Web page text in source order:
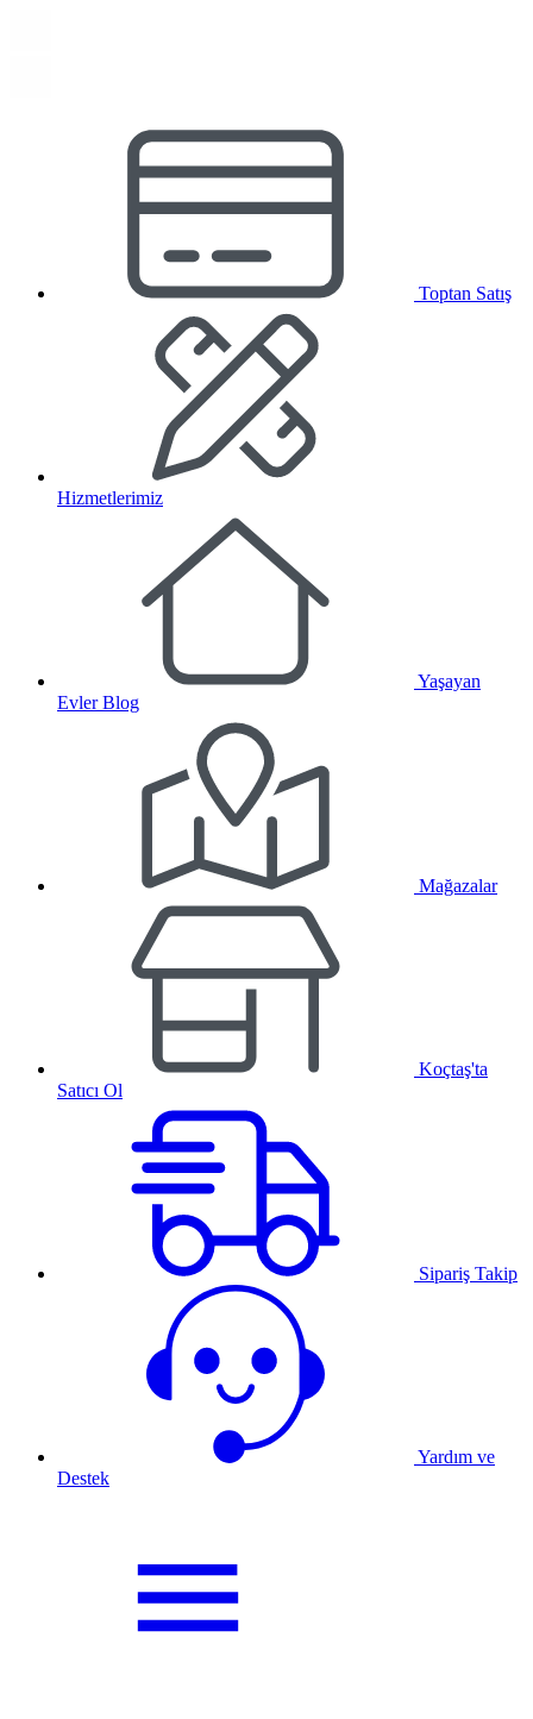
Toptan Satış
Hizmetlerimiz
Yaşayan
Evler Blog
Mağazalar
Koçtaş'ta
Satıcı Ol
Sipariş Takip
Yardım ve
Destek